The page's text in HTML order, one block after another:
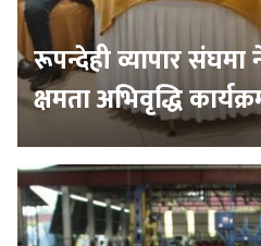
रूपन्देही व्यापार
क्षमता अभिवृद्धि